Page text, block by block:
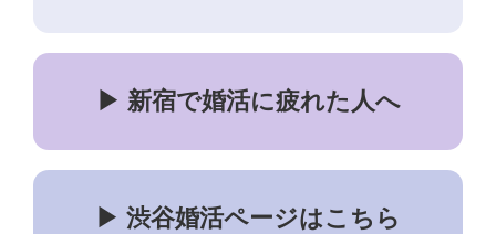
▶ 新宿で婚活に疲れた人へ
▶ 渋谷婚活ページはこちら